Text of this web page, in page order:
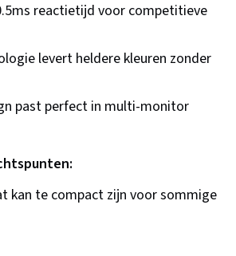
reactietijd voor competitieve
levert heldere kleuren zonder
past perfect in multi-monitor
kan te compact zijn voor sommige